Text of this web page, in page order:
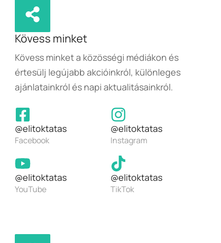
Kövess minket
Kövess minket a közösségi médiákon és
értesülj legújabb akcióinkról, különleges
ajánlatainkról és napi aktualitásainkról.
@elitoktatas
Facebook
@elitoktatas
Instagram
@elitoktatas
YouTube
@elitoktatas
TikTok